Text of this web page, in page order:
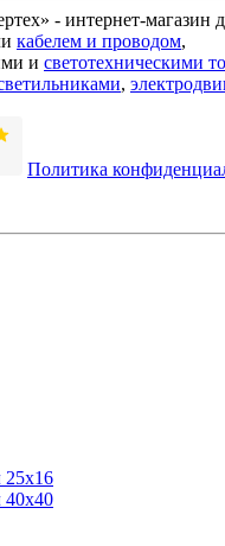
- интернет-магазин
кабелем и проводом,
и светотехническими
,
Политика
25х16
40х40